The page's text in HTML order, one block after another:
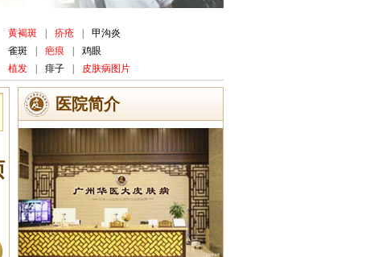
黄褐斑 疥疮
甲沟炎
雀斑
疤痕
鸡眼
植发
痱子 皮肤病图片
医院简介